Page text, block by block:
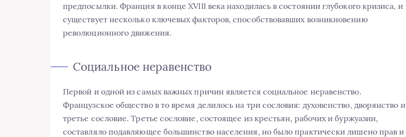
предпосылки. Франция в конце XVIII века находилась в состоянии глубокого кризиса, и
существует несколько ключевых факторов, способствовавших возникновению
революционного движения.
Социальное неравенство
Первой и одной из самых важных причин является социальное неравенство.
Французское общество в то время делилось на три сословия: духовенство, дворянство и
третье сословие. Третье сословие, состоящее из крестьян, рабочих и буржуазии,
составляло подавляющее большинство населения, но было практически лишено прав и